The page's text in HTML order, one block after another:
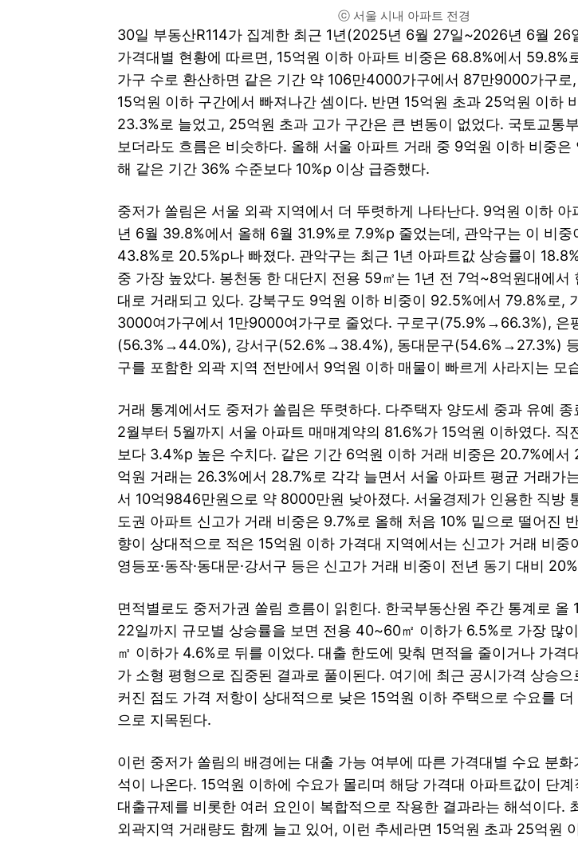
ⓒ 서울 시내 아파트 전경
30일 부동산R114가 집계한 최근 1년(2025년 6월 27일~2026년 6월 26
가격대별 현황에 따르면, 15억원 이하 아파트 비중은 68.8%에서 59.8%
가구 수로 환산하면 같은 기간 약 106만4000가구에서 87만9000가구
15억원 이하 구간에서 빠져나간 셈이다. 반면 15억원 초과 25억원 이하
23.3%로 늘었고, 25억원 초과 고가 구간은 큰 변동이 없었다. 국토교통
보더라도 흐름은 비슷하다. 올해 서울 아파트 거래 중 9억원 이하 비중
해 같은 기간 36% 수준보다 10%p 이상 급증했다.
중저가 쏠림은 서울 외곽 지역에서 더 뚜렷하게 나타난다. 9억원 이하
년 6월 39.8%에서 올해 6월 31.9%로 7.9%p 줄었는데, 관악구는 이 비중
43.8%로 20.5%p나 빠졌다. 관악구는 최근 1년 아파트값 상승률이
중 가장 높았다. 봉천동 한 대단지 전용 59㎡는 1년 전 7억~8억원대에서
대로 거래되고 있다. 강북구도 9억원 이하 비중이 92.5%에서 79.8%로,
3000여가구에서 1만9000여가구로 줄었다. 구로구(75.9%→66.3%), 은
(56.3%→44.0%), 강서구(52.6%→38.4%), 동대문구(54.6%→27.3%) 등
구를 포함한 외곽 지역 전반에서 9억원 이하 매물이 빠르게 사라지는 모
거래 통계에서도 중저가 쏠림은 뚜렷하다. 다주택자 양도세 중과 유예 종
2월부터 5월까지 서울 아파트 매매계약의 81.6%가 15억원 이하였다. 직
보다 3.4%p 높은 수치다. 같은 기간 6억원 이하 거래 비중은 20.7%에서
억원 거래는 26.3%에서 28.7%로 각각 늘면서 서울 아파트 평균 거래가
서 10억9846만원으로 약 8000만원 낮아졌다. 서울경제가 인용한 직방
도권 아파트 신고가 거래 비중은 9.7%로 올해 처음 10% 밑으로 떨어진
향이 상대적으로 적은 15억원 이하 가격대 지역에서는 신고가 거래 비중
영등포·동작·동대문·강서구 등은 신고가 거래 비중이 전년 동기 대비
면적별로도 중저가권 쏠림 흐름이 읽힌다. 한국부동산원 주간 통계로 올
22일까지 규모별 상승률을 보면 전용 40~60㎡ 이하가 6.5%로 가장 많
㎡ 이하가 4.6%로 뒤를 이었다. 대출 한도에 맞춰 면적을 줄이거나 가격
가 소형 평형으로 집중된 결과로 풀이된다. 여기에 최근 공시가격 상승으
커진 점도 가격 저항이 상대적으로 낮은 15억원 이하 주택으로 수요를 더
으로 지목된다.
이런 중저가 쏠림의 배경에는 대출 가능 여부에 따른 가격대별 수요 분화
석이 나온다. 15억원 이하에 수요가 몰리며 해당 가격대 아파트값이 단
대출규제를 비롯한 여러 요인이 복합적으로 작용한 결과라는 해석이다.
외곽지역 거래량도 함께 늘고 있어, 이런 추세라면 15억원 초과 25억원